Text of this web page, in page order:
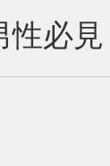
必見